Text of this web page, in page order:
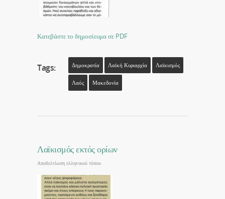
Κατεβάστε το δημοσίευμα σε PDF
Tags: Δημοκρατία Λαϊκή Κυριαρχία Λαϊκισμός
Λαός Μακεδονία
Λαϊκισμός εκτός ορίων
Αποδελτίωση ελληνικού τύπου